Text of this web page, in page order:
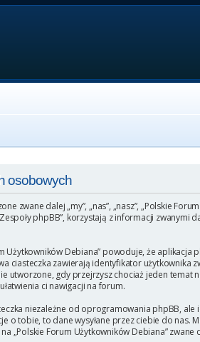
osobowych
zwane dalej „my”, „nas”, „nasz”, „Polskie
phpBB”, korzystają z informacji
Debiana” powoduje, że aplikacja
zawierają identyfikator użytkownika
gdy przejrzysz chociaż jeden temat
ci nawigacji na forum.
niezależne od oprogramowania phpBB,
tobie, to dane wysyłane przez ciebie do nas.
„Polskie Forum Użytkowników Debiana”